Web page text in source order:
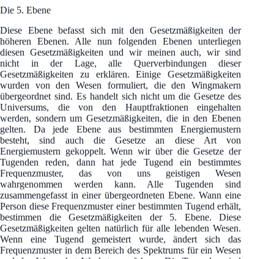
Die 5. Ebene
Diese Ebene befasst sich mit den Gesetzmäßigkeiten der
höheren Ebenen. Alle nun folgenden Ebenen unterliegen
diesen Gesetzmäßigkeiten und wir meinen auch, wir sind
nicht in der Lage, alle Querverbindungen dieser
Gesetzmäßigkeiten zu erklären. Einige Gesetzmäßigkeiten
wurden von den Wesen formuliert, die den Wingmakern
übergeordnet sind. Es handelt sich nicht um die Gesetze des
Universums, die von den Hauptfraktionen eingehalten
werden, sondern um Gesetzmäßigkeiten, die in den Ebenen
gelten. Da jede Ebene aus bestimmten Energiemustern
besteht, sind auch die Gesetze an diese Art von
Energiemustern gekoppelt. Wenn wir über die Gesetze der
Tugenden reden, dann hat jede Tugend ein bestimmtes
Frequenzmuster, das von uns geistigen Wesen
wahrgenommen werden kann. Alle Tugenden sind
zusammengefasst in einer übergeordneten Ebene. Wann eine
Person diese Frequenzmuster einer bestimmten Tugend erhält,
bestimmen die Gesetzmäßigkeiten der 5. Ebene. Diese
Gesetzmäßigkeiten gelten natürlich für alle lebenden Wesen.
Wenn eine Tugend gemeistert wurde, ändert sich das
Frequenzmuster in dem Bereich des Spektrums für ein Wesen